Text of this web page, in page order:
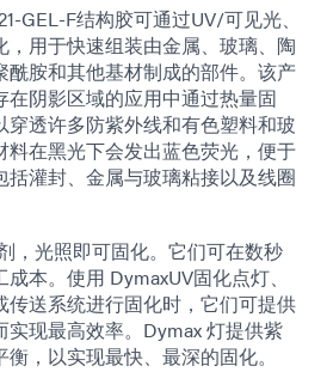
GEL-F结构胶可通过UV/可见光、
，用于快速组装由金属、玻璃、陶
酰胺和其他基材制成的部件。该产
阴影区域的应用中通过热量固
穿透许多防紫外线和有色塑料和玻
料在黑光下会发出蓝色荧光，便于
括灌封、金属与玻璃粘接以及线圈
，光照即可固化。它们可在数秒
本。使用 DymaxUV固化点灯、
传送系统进行固化时，它们可提供
现最高效率。Dymax 灯提供紫
，以实现最快、最深的固化。